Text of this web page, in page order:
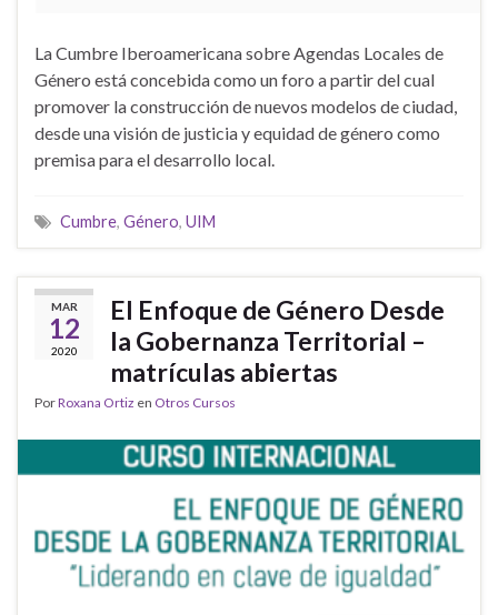
La Cumbre Iberoamericana sobre Agendas Locales de
Género está concebida como un foro a partir del cual
promover la construcción de nuevos modelos de ciudad,
desde una visión de justicia y equidad de género como
premisa para el desarrollo local.
Cumbre, Género, UIM
MAR
12
2020
El Enfoque de Género Desde
la Gobernanza Territorial –
matrículas abiertas
PorRoxana Ortiz en Otros Cursos